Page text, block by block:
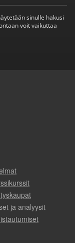
sinulle hakusi
voit vaikuttaa